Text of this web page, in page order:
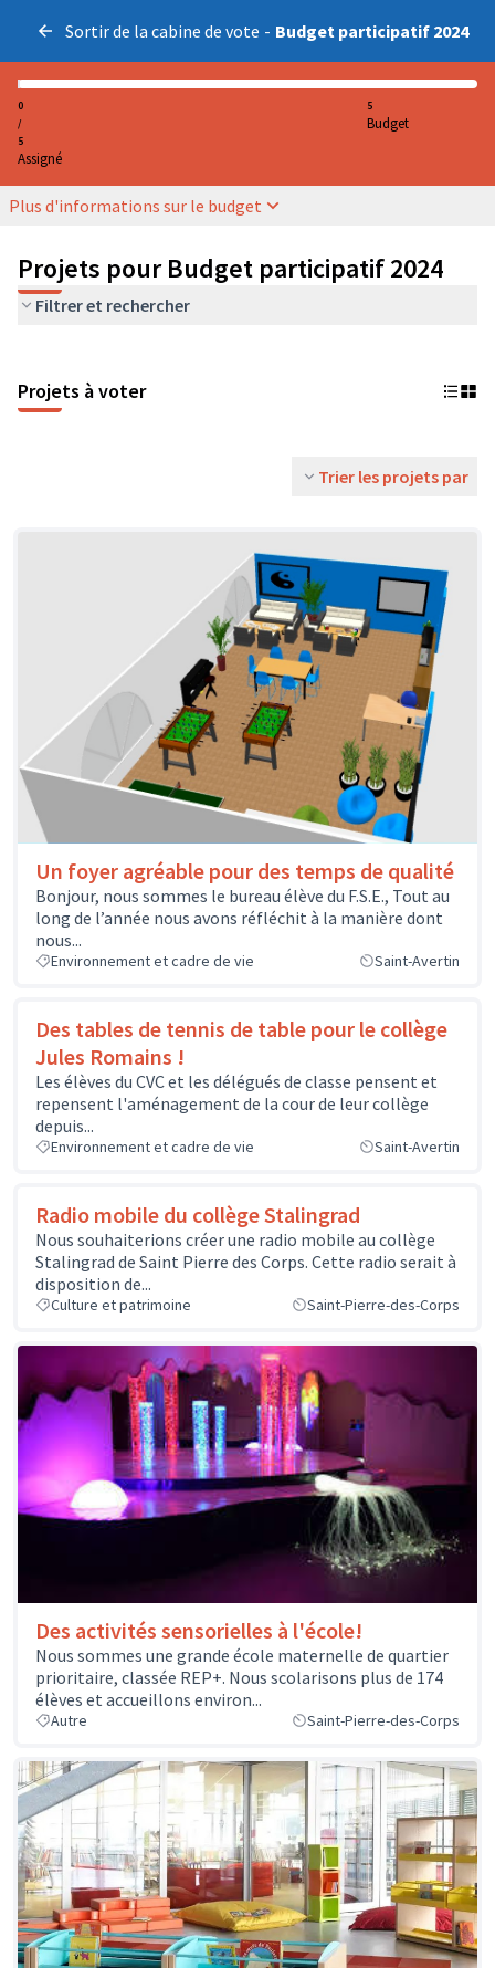
Sortir de la cabine de vote - Budget participatif 2024
0
/
5
Assigné
5
Budget
Plus d'informations sur le budget
Projets pour Budget participatif 2024
Filtrer et rechercher
Projets à voter
Trier les projets par
Un foyer agréable pour des temps de qualité
Bonjour, nous sommes le bureau élève du F.S.E., Tout au
long de l’année nous avons réfléchit à la manière dont
nous...
Environnement et cadre de vie Saint-Avertin
Des tables de tennis de table pour le collège
Jules Romains !
Les élèves du CVC et les délégués de classe pensent et
repensent l'aménagement de la cour de leur collège
depuis...
Environnement et cadre de vie Saint-Avertin
Radio mobile du collège Stalingrad
Nous souhaiterions créer une radio mobile au collège
Stalingrad de Saint Pierre des Corps. Cette radio serait à
disposition de...
Culture et patrimoine Saint-Pierre-des-Corps
Des activités sensorielles à l'école!
Nous sommes une grande école maternelle de quartier
prioritaire, classée REP+. Nous scolarisons plus de 174
élèves et accueillons environ...
Autre Saint-Pierre-des-Corps